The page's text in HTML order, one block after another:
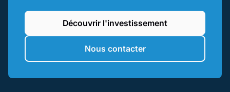
Découvrir l'investissement
Nous contacter